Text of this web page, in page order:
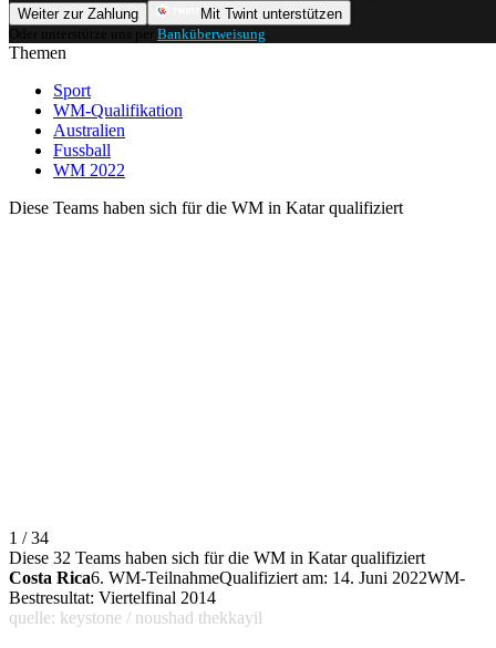
Weiter zur Zahlung
Mit Twint unterstützen
Oder unterstütze uns per Banküberweisung
Themen
Sport
WM-Qualifikation
Australien
Fussball
WM 2022
Diese Teams haben sich für die WM in Katar qualifiziert
1 / 34
Diese 32 Teams haben sich für die WM in Katar qualifiziert
Costa Rica6. WM-TeilnahmeQualifiziert am: 14. Juni 2022WM-
Bestresultat: Viertelfinal 2014
quelle: keystone / noushad thekkayil